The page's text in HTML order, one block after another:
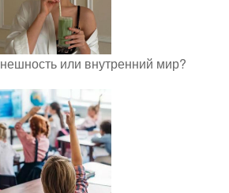
или внутренний мир?